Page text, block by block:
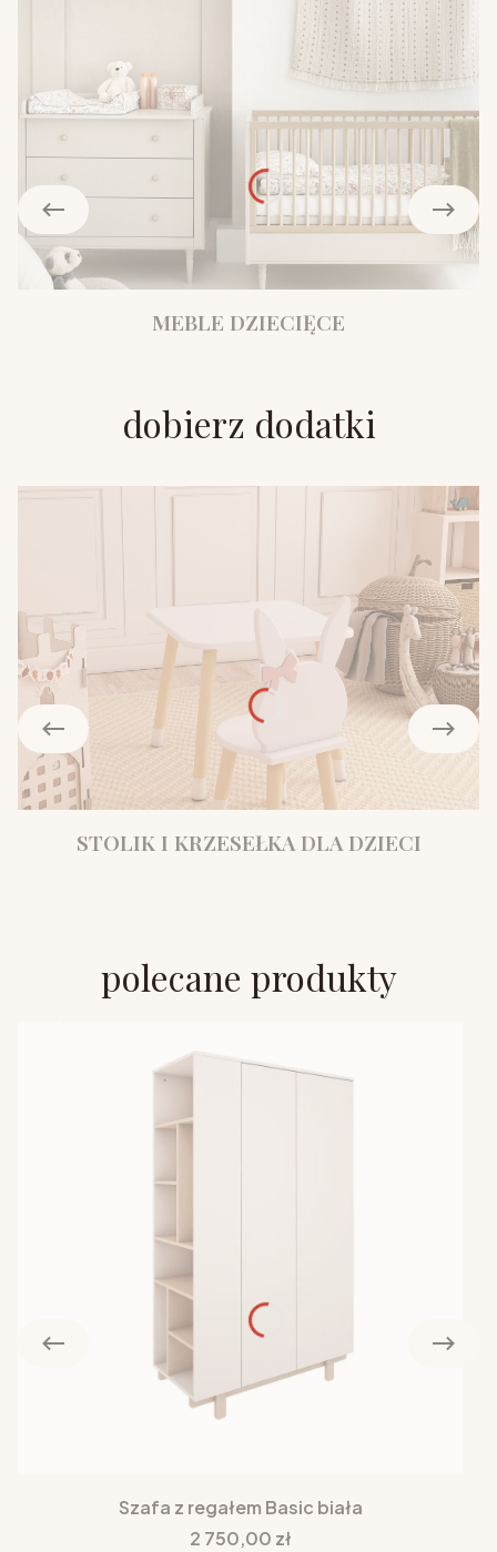
MEBLE DZIECIĘCE
dobierz dodatki
STOLIK I KRZESEŁKA DLA DZIECI
polecane produkty
Szafa z regałem Basic biała
Cena
2 750,00 zł